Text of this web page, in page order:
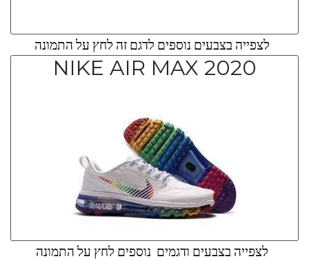
לצפייה בצבעים נוספים לדגם זה לחץ על התמונה
NIKE AIR MAX 2020
לצפייה בצבעים ודגמים נוספים לחץ על התמונה